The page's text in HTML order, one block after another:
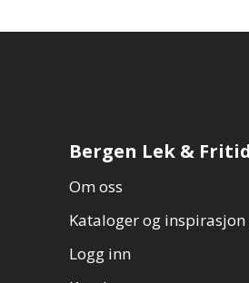
Bergen Lek &
Om oss
Kataloger og inspirasjon
Logg inn